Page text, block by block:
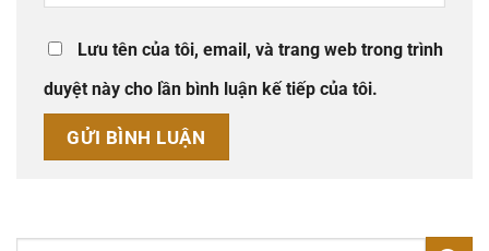
Lưu tên của tôi, email, và trang web trong trình
duyệt này cho lần bình luận kế tiếp của tôi.